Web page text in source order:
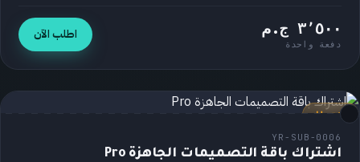
٣٬٥٠٠ ج.م
دفعة واحدة
اطلب الآن
اشتراك
YR-SUB-0006
اشتراك باقة التصميمات الجاهزة Pro